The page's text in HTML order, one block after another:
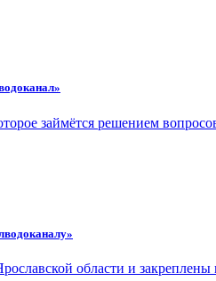
займётся решением
области и закреплены